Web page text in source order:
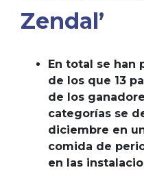
Zendal’
En total se han
de los que 13
de los
categorías se
diciembre en
comida de
en las